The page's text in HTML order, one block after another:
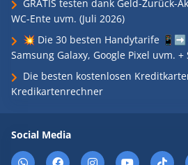
GRATIS testen dank Geld-Zurück-
WC-Ente uvm. (Juli 2026)
💥 Die 30 besten Handytarife 📱➡️
Samsung Galaxy, Google Pixel uvm.
Die besten kostenlosen
Kredikartenrechner
Social Media